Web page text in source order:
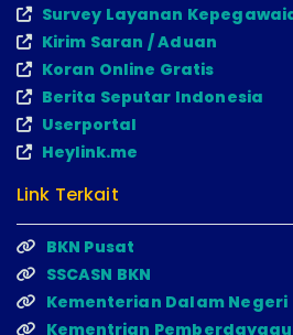
Survey Layanan
Kirim Saran / Aduan
Koran Online Gratis
Berita Seputar Indonesia
Userportal
Heylink.me
Link Terkait
BKN Pusat
SSCASN BKN
Kementerian Dalam Negeri
Kementrian